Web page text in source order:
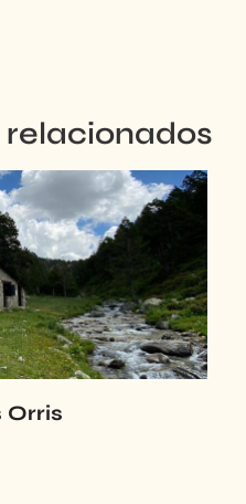
relacionados
Orris